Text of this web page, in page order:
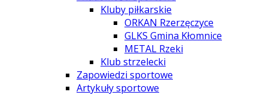
Kluby piłkarskie
ORKAN Rzerzęczyce
GLKS Gmina Kłomnice
METAL Rzeki
Klub strzelecki
Zapowiedzi sportowe
Artykuły sportowe